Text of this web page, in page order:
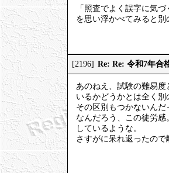
「照査でよく誤字に気
を思い浮かべてみると
[2196] Re: Re: 令和7年合
あのねえ、試験の難易
いるかどうかとは全く別
その区別もつかないん
なんだろう、この徒労
しているような。
さすがに呆れ返ったので